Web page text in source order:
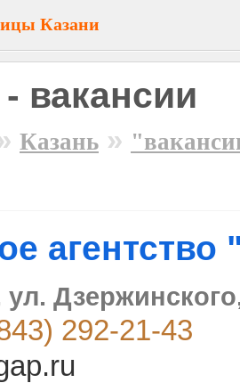
Казани
вакансии
Казань »
агентство
ул.
292-21-43